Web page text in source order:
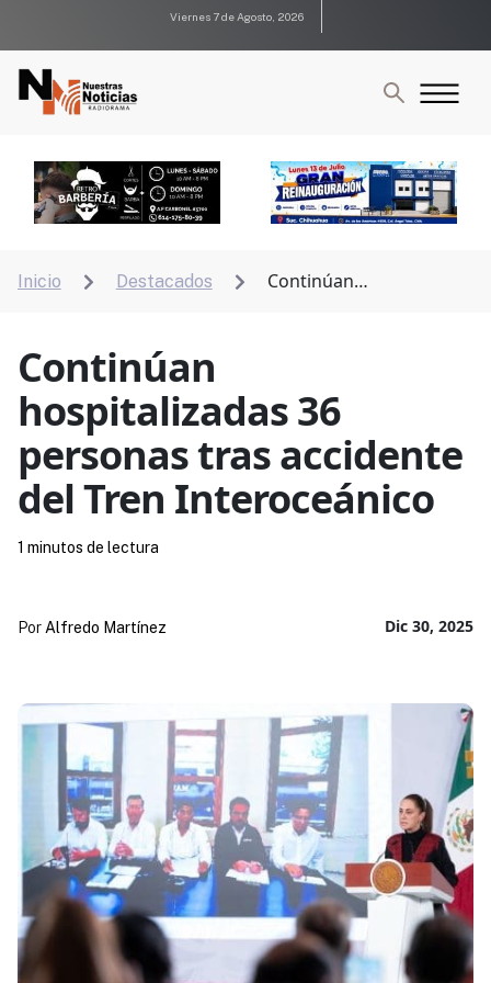
Viernes 7 de Agosto, 2026
Inicio  Destacados 
Continúan
Continúan
hospitalizadas 36
personas tras accidente
del Tren Interoceánico
Dic 30, 2025
Por Alfredo Martínez
1 minutos de lectura